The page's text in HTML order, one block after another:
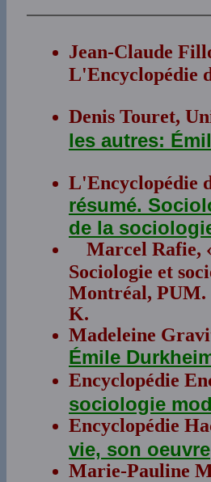
Jean-Claude
L'Encyclopédie
Denis Touret,
les autres:
L'Encyclopédie
résumé.
de la
Marcel Rafie,
Sociologie et
Montréal, PUM.
K.
Madeleine
Émile
Encyclopédie
sociologie
Encyclopédie
vie, son oeuvre
Marie-Pauline